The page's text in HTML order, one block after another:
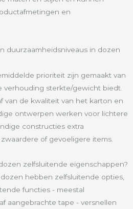
en
duurzaamheidsniveaus in dozen
prioriteit zijn gemaakt van
verhouding sterkte/gewicht biedt.
van de kwaliteit van het karton en
ontwerpen werken voor lichtere
constructies extra
of gevoeligere items.
zelfsluitende eigenschappen?
hebben zelfsluitende opties,
functies - meestal
aangebrachte tape - versnellen